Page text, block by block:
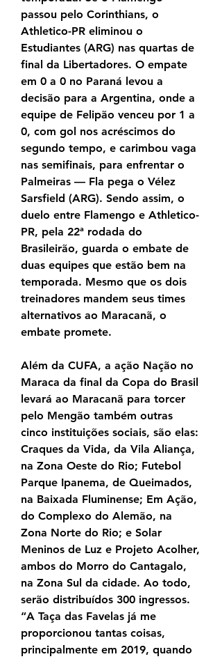
passou pelo Corinthians, o
Athletico-PR eliminou o
Estudiantes (ARG) nas quartas de
final da Libertadores. O empate
em 0 a 0 no Paraná levou a
decisão para a Argentina, onde a
equipe de Felipão venceu por 1 a
0, com gol nos acréscimos do
segundo tempo, e carimbou vaga
nas semifinais, para enfrentar o
Palmeiras — Fla pega o Vélez
Sarsfield (ARG). Sendo assim, o
duelo entre Flamengo e Athletico-
PR, pela 22ª rodada do
Brasileirão, guarda o embate de
duas equipes que estão bem na
temporada. Mesmo que os dois
treinadores mandem seus times
alternativos ao Maracanã, o
embate promete.
Além da CUFA, a ação Nação no
Maraca da final da Copa do Brasil
levará ao Maracanã para torcer
pelo Mengão também outras
cinco instituições sociais, são elas:
Craques da Vida, da Vila Aliança,
na Zona Oeste do Rio; Futebol
Parque Ipanema, de Queimados,
na Baixada Fluminense; Em Ação,
do Complexo do Alemão, na
Zona Norte do Rio; e Solar
Meninos de Luz e Projeto Acolher,
ambos do Morro do Cantagalo,
na Zona Sul da cidade. Ao todo,
serão distribuídos 300 ingressos.
“A Taça das Favelas já me
proporcionou tantas coisas,
principalmente em 2019, quando